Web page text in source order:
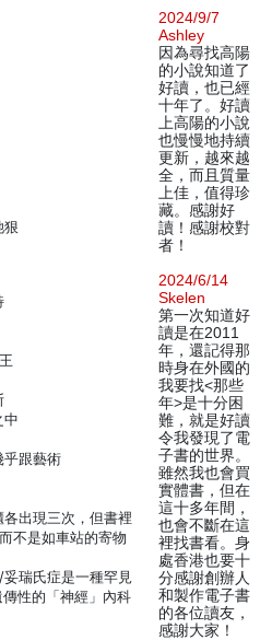
狠
中
乎跟藝術
出現三次，但書裡
不是如車站的寄物
瑞氏症是一種罕見
性的「神經」內科
2024/9/7
Ashley
因為尋找高陽
的小說知道了
好讀，也已經
十年了。好讀
上高陽的小說
也慢慢地持續
更新，越來越
全，而且質量
上佳，值得珍
藏。感謝好
讀！感謝校對
者！
2024/6/14
Skelen
第一次知道好
讀是在2011
年，還記得那
時身在外國的
我要找<那些
年>是十分困
難，就是好讀
令我發現了電
子書的世界。
雖然我也會買
實體書，但在
這十多年間，
也會不斷在這
裡找書看。身
處香港也要十
分感謝創辦人
和製作電子書
的各位讀友，
感謝大家！